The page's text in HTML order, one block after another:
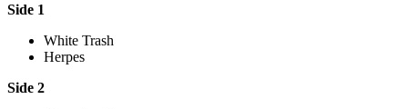
Side 1
White Trash
Herpes
Side 2